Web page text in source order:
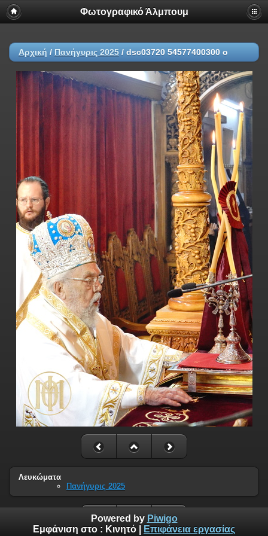
Φωτογραφικό Άλμπουμ
Αρχική / Πανήγυρις 2025 / dsc03720 54577400300 o
Λευκώματα
Πανήγυρις 2025
Powered by Piwigo
Εμφάνιση στο : Κινητό Επιφάνεια εργασίας